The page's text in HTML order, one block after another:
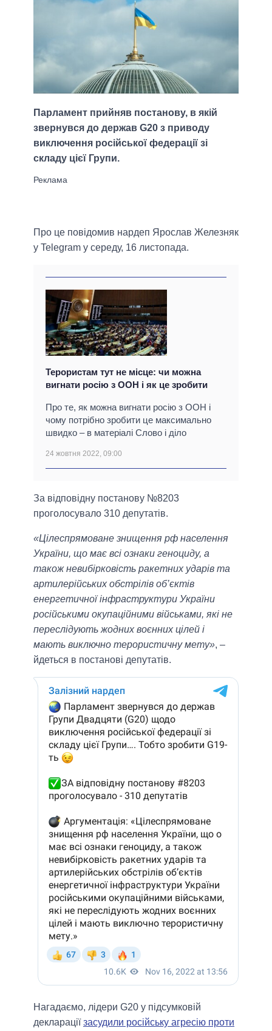
Парламент прийняв постанову, в якій
звернувся до держав G20 з приводу
виключення російської федерації зі
складу цієї Групи.
Про це повідомив нардеп Ярослав Железняк
у Telegram у середу, 16 листопада.
Терористам тут не місце: чи можна
вигнати росію з ООН і як це зробити
Про те, як можна вигнати росію з ООН і
чому потрібно зробити це максимально
швидко – в матеріалі Слово і діло
24 жовтня 2022, 09:00
За відповідну постанову №8203
проголосувало 310 депутатів.
«Цілеспрямоване знищення рф населення
України, що має всі ознаки геноциду, а
також невибірковість ракетних ударів та
артилерійських обстрілів об’єктів
енергетичної інфраструктури України
російськими окупаційними військами, які не
переслідують жодних воєнних цілей і
мають виключно терористичну мету», –
йдеться в постанові депутатів.
Нагадаємо, лідери G20 у підсумковій
деклараціїзасудили російську агресію проти